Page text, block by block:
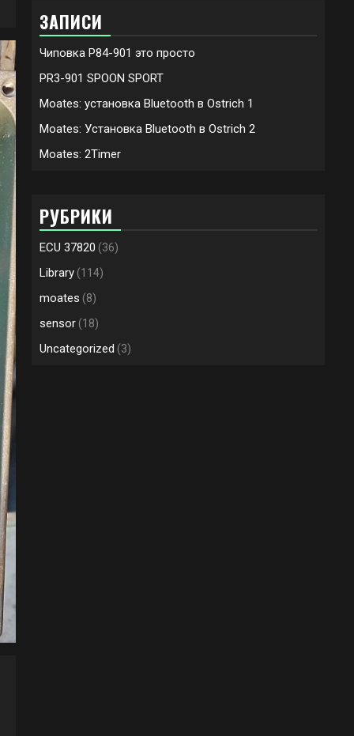
ЗАПИСИ
Чиповка P84-901 это просто
PR3-901 SPOON SPORT
Moates: установка Bluetooth в Ostrich 1
Moates: Установка Bluetooth в Ostrich 2
Moates: 2Timer
РУБРИКИ
ECU 37820 (36)
Library (114)
moates (8)
sensor (18)
Uncategorized (3)